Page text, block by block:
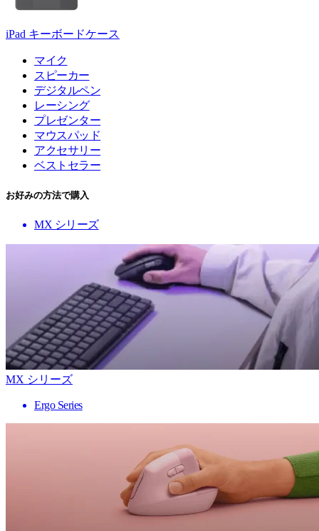
iPad キーボードケース
マイク
スピーカー
デジタルペン
レーシング
プレゼンター
マウスパッド
アクセサリー
ベストセラー
お好みの方法で購入
MX シリーズ
MX シリーズ
Ergo Series